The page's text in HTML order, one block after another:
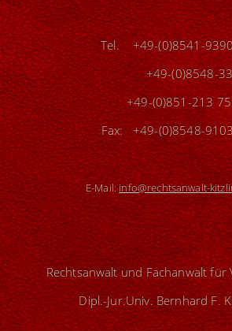
Tel. +49-(0)8541-
+49-(0)8548-
+49-(0)851-213
Fax: +49-(0)8548-
E-Mail:info@rechtsanwalt-
Rechtsanwalt und Fachanwalt für
Dipl.-Jur.Univ. Bernhard F.